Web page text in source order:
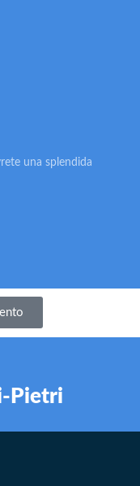
una splendida
Pietri